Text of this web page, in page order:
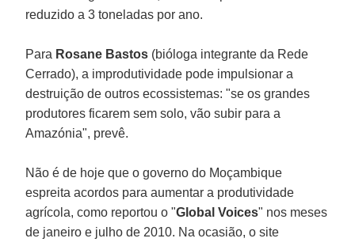
reduzido a 3 toneladas por ano.
Para Rosane Bastos (bióloga integrante da Rede
Cerrado), a improdutividade pode impulsionar a
destruição de outros ecossistemas: "se os grandes
produtores ficarem sem solo, vão subir para a
Amazónia", prevê.
Não é de hoje que o governo do Moçambique
espreita acordos para aumentar a produtividade
agrícola, como reportou o "Global Voices" nos meses
de janeiro e julho de 2010. Na ocasião, o site